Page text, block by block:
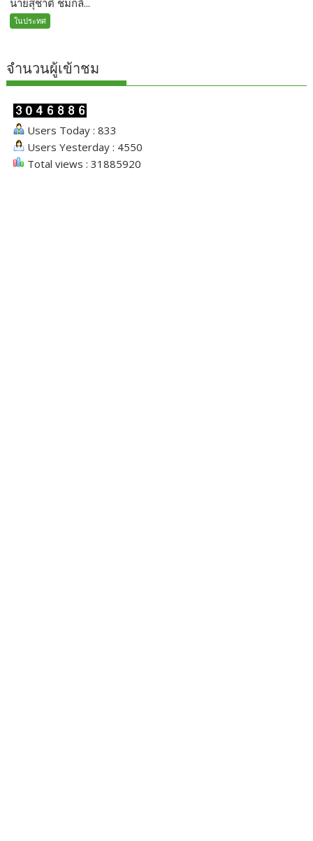
นายสุชาติ ชมกลิ่...
ในประทศ
จำนวนผู้เข้าชม
Users Today : 833
Users Yesterday : 4550
Total views : 31885920